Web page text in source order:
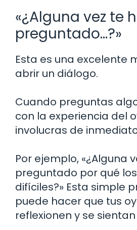
«¿Alguna vez te
preguntado…?»
Esta es una excelente
abrir un diálogo.
Cuando preguntas
con la experiencia del
involucras de
Por ejemplo, «¿Alguna
preguntado por qué
difíciles?» Esta simple
puede hacer que tus
reflexionen y se